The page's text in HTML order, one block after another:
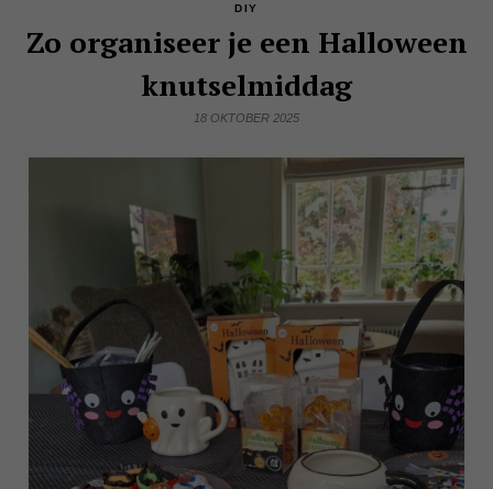
DIY
Zo organiseer je een Halloween
knutselmiddag
18 OKTOBER 2025